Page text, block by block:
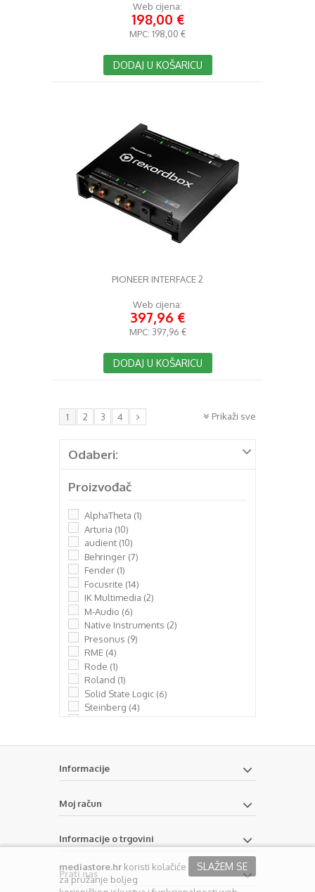
Web cijena:
198,00 €
MPC: 198,00 €
DODAJ U KOŠARICU
PIONEER INTERFACE 2
Web cijena:
397,96 €
MPC: 397,96 €
DODAJ U KOŠARICU
Prikaži sve
1 2 3 4
Odaberi:
Proizvođač
AlphaTheta (1)
Arturia (10)
audient (10)
Behringer (7)
Fender (1)
Focusrite (14)
IK Multimedia (2)
M-Audio (6)
Native Instruments (2)
Presonus (9)
RME (4)
Rode (1)
Roland (1)
Solid State Logic (6)
Steinberg (4)
Universal Audio(6)
Informacije
Moj račun
Informacije o trgovini
Prati nas
SLAŽEM SE
mediastore.hr koristi kolačiće
za pružanje boljeg